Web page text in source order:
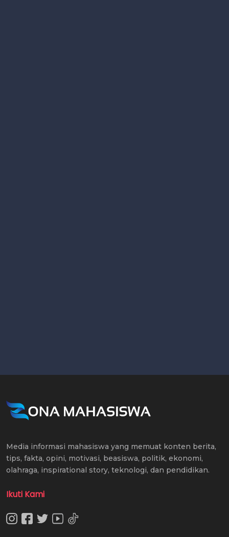
Media informasi mahasiswa yang memuat konten berita,
tips, fakta, opini, motivasi, beasiswa, politik, ekonomi,
olahraga, inspirational story, teknologi, dan pendidikan.
Ikuti Kami